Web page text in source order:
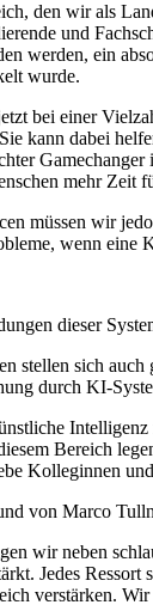
den wir als
und
werden, ein
wurde.
bei einer
kann dabei
mehr Zeit
müssen wir
wenn eine
dieser
stellen sich
durch KI-
Intelligenz
Bereich
Kolleginnen
von Marco
wir neben
Jedes
verstärken.